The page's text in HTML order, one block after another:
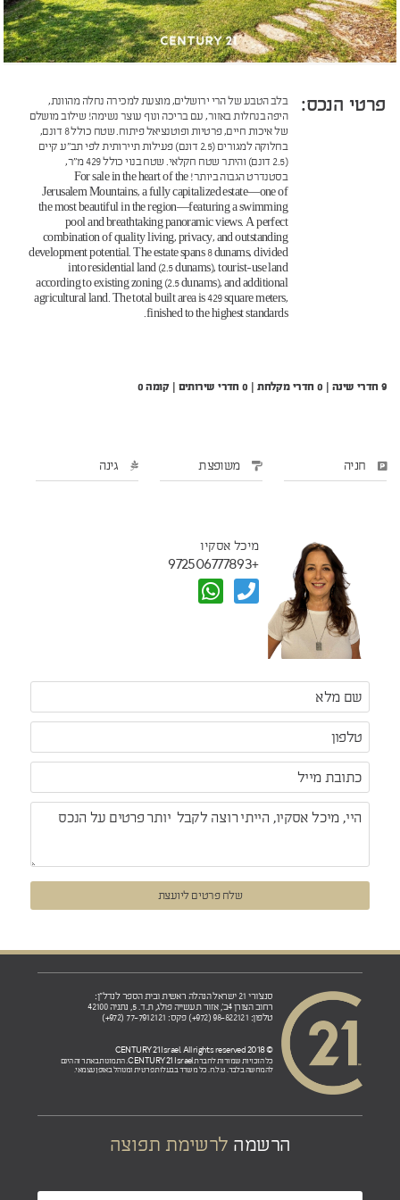
פרטי הנכס:
בלב הטבע של הרי ירושלים, מוצעת למכירה נחלה מהוונת,
היפה בנחלות באזור, עם בריכה ונוף עוצר נשימה! שילוב מושלם
של איכות חיים, פרטיות ופוטנציאל פיתוח. שטח כולל 8 דונם,
בחלוקה למגורים (2.5 דונם) פעילות תיירותית לפי תב"ע קיים
(2.5 דונם) והיתר שטח חקלאי. שטח בנוי כולל 429 מ״ר,
בסטנדרט הגבוה ביותר! For sale in the heart of the
Jerusalem Mountains, a fully capitalized estate—one of
the most beautiful in the region—featuring a swimming
pool and breathtaking panoramic views. A perfect
combination of quality living, privacy, and outstanding
development potential. The estate spans 8 dunams, divided
into residential land (2.5 dunams), tourist-use land
according to existing zoning (2.5 dunams), and additional
agricultural land. The total built area is 429 square meters,
finished to the highest standards.
9 חדרי שינה | 0 חדרי מקלחת | 0 חדרי שירותים | קומה 0
חניה משופצת גינה
מיכל אסקיו
+972506777893
שלח פרטים ליועצת
סנצ'ורי 21 ישראל הנהלה ראשית ובית הספר לנדל"ן:
רחוב הצורן 4ב', אזור תעשייה פולג, ת.ד. 5, נתניה 42100
טלפון: 98-822121 (972+) פקס: 77-7912121 (972+)
© 2018 CENTURY 21 Israel. All rights reserved
כל הזכויות שמורות לחברתCENTURY 21 Israel. התמונות באתר זה הינם
להמחשה בלבד. ט.ל.ח. כל משרד בבעלות פרטית ומנוהל באופן עצמאי.
הרשמה לרשימת תפוצה